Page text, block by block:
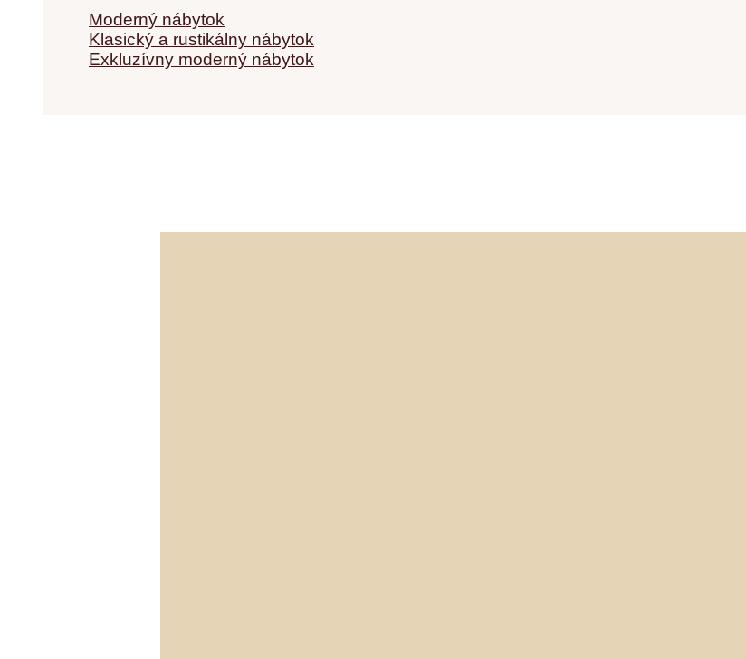
Moderný nábytok
Klasický a rustikálny nábytok
Exkluzívny moderný nábytok